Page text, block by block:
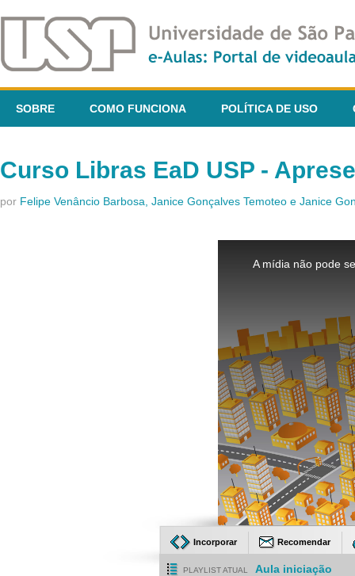
SOBRE COMO FUNCIONA POLÍTICA DE USO
Curso Libras EaD USP -
por Felipe Venâncio Barbosa, Janice Gonçalves Temoteo e Janice
A mídia não pode
Incorporar Recomendar
PLAYLIST ATUAL Aula iniciação